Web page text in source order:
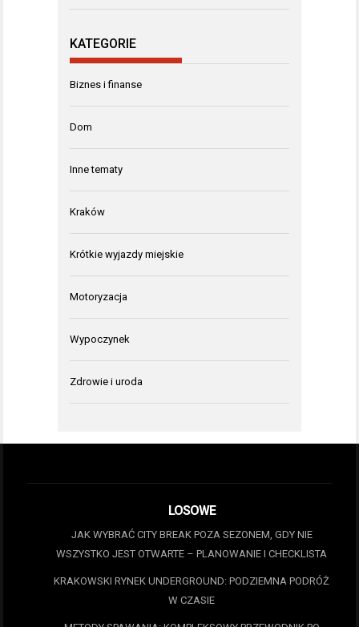
KATEGORIE
Biznes i finanse
Dom
Inne tematy
Kraków
Krótkie wyjazdy miejskie
Motoryzacja
Wypoczynek
Zdrowie i uroda
LOSOWE
JAK WYBRAĆ CITY BREAK POZA SEZONEM, GDY NIE
WSZYSTKO JEST OTWARTE – PLANOWANIE I CHECKLISTA
KRAKOWSKI RYNEK UNDERGROUND: PODZIEMNA PODRÓŻ
W CZASIE